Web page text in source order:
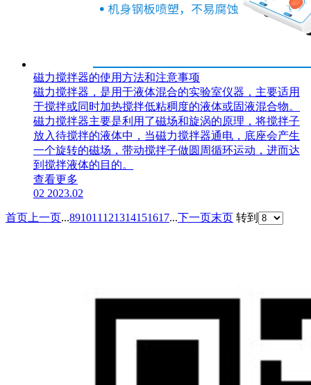
磁力搅拌器的使用方法和注意事项
​磁力搅拌器，是用于液体混合的实验室仪器，主要适用
于搅拌或同时加热搅拌低粘稠度的液体或固液混合物。
磁力搅拌器主要是利用了磁场和旋涡的原理，将搅拌子
放入待搅拌的液体中，当磁力搅拌器通电，底座会产生
一个旋转的磁场，带动搅拌子做圆周循环运动，进而达
到搅拌液体的目的。
查看更多
02 2023.02
首页 上一页...891011 121314151617...下一页末页 转到